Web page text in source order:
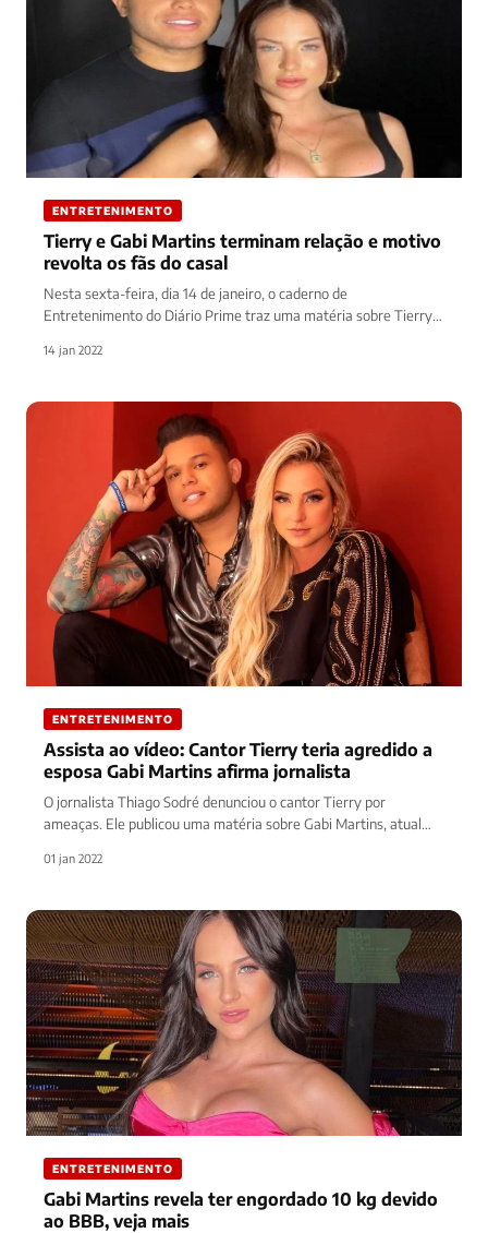
ENTRETENIMENTO
Tierry e Gabi Martins terminam relação e motivo
revolta os fãs do casal
Nesta sexta-feira, dia 14 de janeiro, o caderno de
Entretenimento do Diário Prime traz uma matéria sobre Tierry e
14 jan 2022
ENTRETENIMENTO
Assista ao vídeo: Cantor Tierry teria agredido a
esposa Gabi Martins afirma jornalista
O jornalista Thiago Sodré denunciou o cantor Tierry por
ameaças. Ele publicou uma matéria sobre Gabi Martins, atual
01 jan 2022
ENTRETENIMENTO
Gabi Martins revela ter engordado 10 kg devido
ao BBB, veja mais